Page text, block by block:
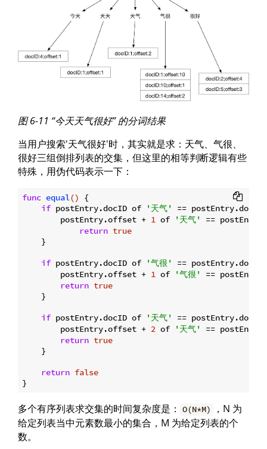
图 6-11 “今天天气很好” 的分词结果
当用户搜索'天气很好'时，其实就是求：天气、气很、
很好三组倒排列表的交集，但这里的相等判断逻辑有些
特殊，用伪代码表示一下：
func equal()
{
if postEntry.docID of '天气'
==
        postEntry.offset +
1 of '天气'
==
return true
    }
if postEntry.docID of '气很'
==
        postEntry.offset +
1 of '气很'
==
return true
    }
if postEntry.docID of '天气'
==
        postEntry.offset +
2 of '天气'
==
return true
    }
return false
多个有序列表求交集的时间复杂度是： O(N*M)
，N 为
给定列表当中元素数最小的集合，M 为给定列表的个
数。